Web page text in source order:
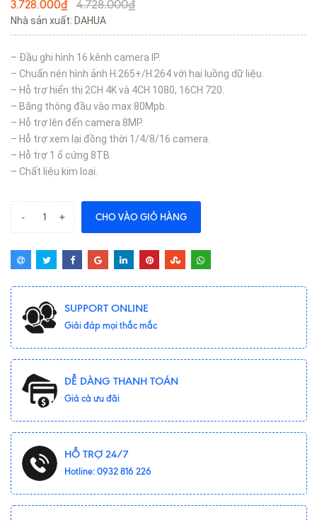
3.728.000₫ 4.728.000₫
Nhà sản xuất: DAHUA
– Đầu ghi hình 16 kênh camera IP.
– Chuẩn nén hình ảnh H.265+/H.264 với hai luồng dữ liệu.
– Hỗ trợ hiển thị 2CH 4K và 4CH 1080, 16CH 720.
– Băng thông đầu vào max 80Mpb.
– Hỗ trợ lên đến camera 8MP.
– Hỗ trợ xem lại đồng thời 1/4/8/16 camera.
– Hỗ trợ 1 ổ cứng 8TB.
– Chất liệu kim loại.
- + CHO VÀO GIỎ HÀNG
SUPPORT ONLINE
Giải đáp mọi thắc mắc
DỄ DÀNG THANH TOÁN
Giá cả ưu đãi
HỖ TRỢ 24/7
Hotline: 0932 816 226